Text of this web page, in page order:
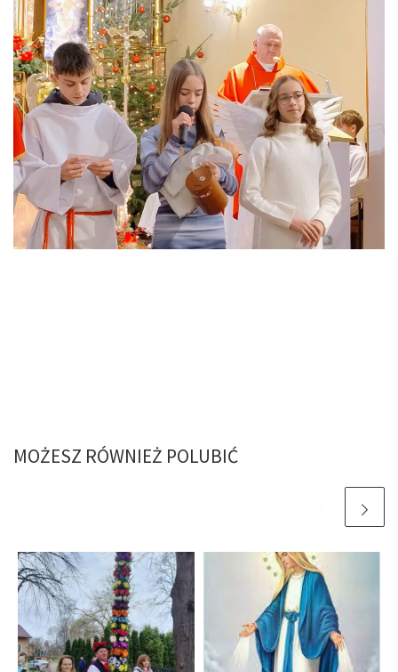
MOŻESZ RÓWNIEŻ POLUBIĆ